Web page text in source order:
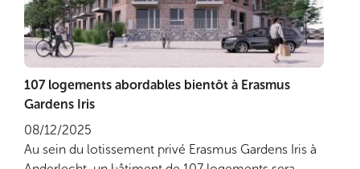
Lire plus
107 logements abordables bientôt à Erasmus
Gardens Iris
08/12/2025
Au sein du lotissement privé Erasmus Gardens Iris à